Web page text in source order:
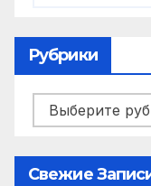
Рубрики
Рубрики
Свежие